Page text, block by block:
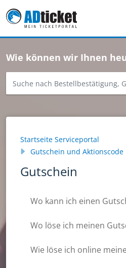
Wie können wir Ihnen
Startseite Serviceportal
Gutschein und Aktionscode
Gutschein
Wo kann ich einen
Wo löse ich meinen
Wie löse ich online